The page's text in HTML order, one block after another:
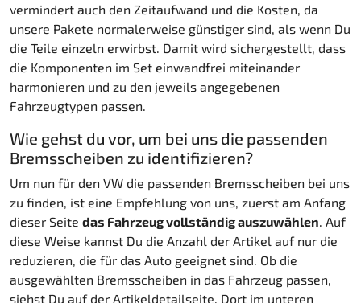
vermindert auch den Zeitaufwand und die Kosten, da
unsere Pakete normalerweise günstiger sind, als wenn Du
die Teile einzeln erwirbst. Damit wird sichergestellt, dass
die Komponenten im Set einwandfrei miteinander
harmonieren und zu den jeweils angegebenen
Fahrzeugtypen passen.
Wie gehst du vor, um bei uns die passenden
Bremsscheiben zu identifizieren?
Um nun für den VW die passenden Bremsscheiben bei uns
zu finden, ist eine Empfehlung von uns, zuerst am Anfang
dieser Seite das Fahrzeug vollständig auszuwählen . Auf
diese Weise kannst Du die Anzahl der Artikel auf nur die
reduzieren, die für das Auto geeignet sind. Ob die
ausgewählten Bremsscheiben in das Fahrzeug passen,
siehst Du auf der Artikeldetailseite. Dort im unteren